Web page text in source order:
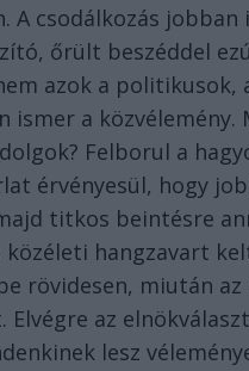
A csodálkozás
őrült beszéddel
azok a politikusok,
ismer a
Felborul a
érvényesül, hogy
titkos beintésre
hangzavart
rövidesen, miután az
az
lesz